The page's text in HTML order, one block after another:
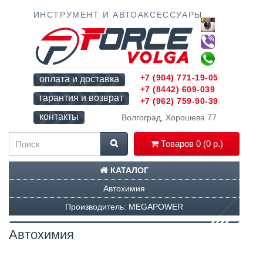
ИНСТРУМЕНТ И АВТОАКСЕССУАРЫ
оплата и доставка
гарантия и возврат
контакты
Волгоград, Хорошева 77
Товаров 0 (0 р.)
+7 (904) 771-19-05
+7 (8442) 609-039
+7 (962) 759-90-39
КАТАЛОГ
Автохимия
Производитель: MEGAPOWER
Автохимия